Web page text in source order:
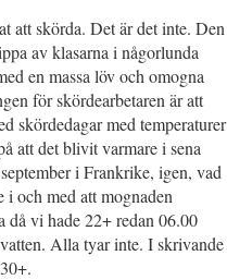
att skörda. Det är det inte. Den
av klasarna i någorlunda
en massa löv och omogna
för skördearbetaren är att
skördedagar med temperaturer
att det blivit varmare i sena
i Frankrike, igen, vad
i och med att mognaden
då vi hade 22+ redan 06.00
Alla tyar inte. I skrivande